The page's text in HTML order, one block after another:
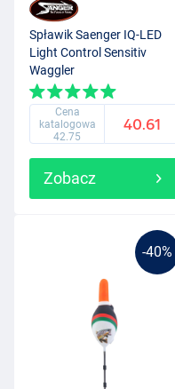
Spławik Saenger IQ-LED
Light Control Sensitiv
Waggler
Cena
katalogowa
42.75
40.61
Zobacz
-40%